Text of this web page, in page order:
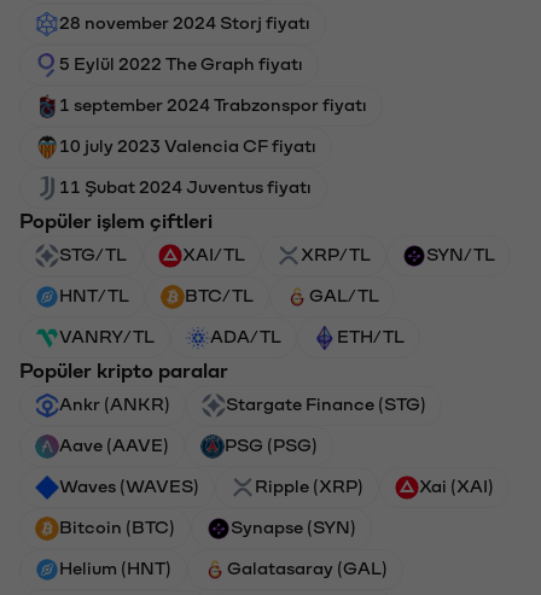
28 november 2024 Storj fiyatı
5 Eylül 2022 The Graph fiyatı
1 september 2024 Trabzonspor fiyatı
10 july 2023 Valencia CF fiyatı
11 Şubat 2024 Juventus fiyatı
Popüler işlem çiftleri
STG/TL XAI/TL XRP/TL SYN/TL
HNT/TL BTC/TL GAL/TL
VANRY/TL ADA/TL ETH/TL
Popüler kripto paralar
Ankr (ANKR) Stargate Finance (STG)
Aave (AAVE) PSG (PSG)
Waves (WAVES) Ripple (XRP) Xai (XAI)
Bitcoin (BTC) Synapse (SYN)
Helium (HNT) Galatasaray (GAL)